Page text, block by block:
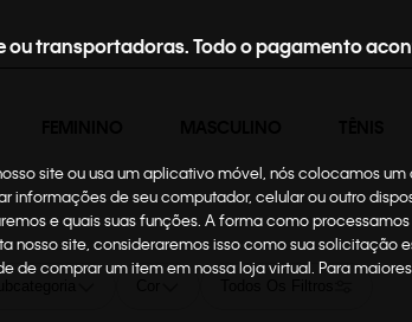
transportadoras. Todo o pagamento
site ou usa um aplicativo móvel, nós colocamos
informações de seu computador, celular ou outro
e quais suas funções. A forma como
nosso site, consideraremos isso como sua
de comprar um item em nossa loja virtual. Para